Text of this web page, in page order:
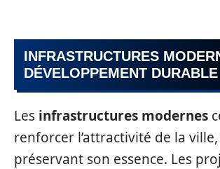
INFRASTRUCTURES
DÉVELOPPEMENT DURABLE
Les infrastructures modernes
renforcer l’attractivité de la
préservant son essence. Les